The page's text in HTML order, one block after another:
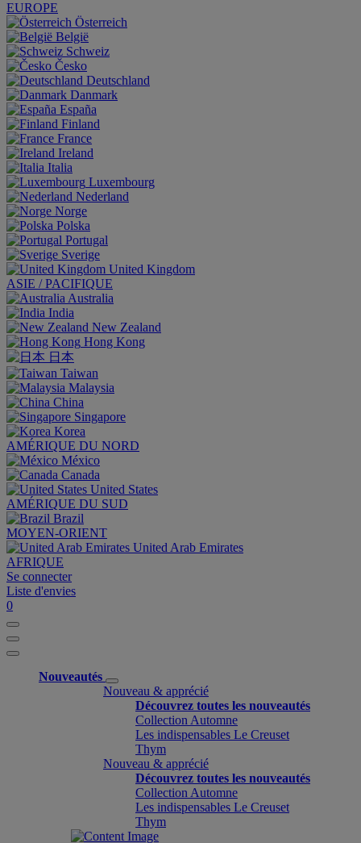
EUROPE
Österreich
België
Schweiz
Česko
Deutschland
Danmark
España
Finland
France
Ireland
Italia
Luxembourg
Nederland
Norge
Polska
Portugal
Sverige
United Kingdom
ASIE / PACIFIQUE
Australia
India
New Zealand
Hong Kong
日本
Taiwan
Malaysia
China
Singapore
Korea
AMÉRIQUE DU NORD
México
Canada
United States
AMÉRIQUE DU SUD
Brazil
MOYEN-ORIENT
United Arab Emirates
AFRIQUE
Se connecter
Liste d'envies
0
Nouveautés
Nouveau & apprécié
Découvrez toutes les nouveautés
Collection Automne
Les indispensables Le Creuset
Thym
Nouveau & apprécié
Découvrez toutes les nouveautés
Collection Automne
Les indispensables Le Creuset
Thym